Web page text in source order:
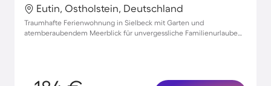
Eutin, Ostholstein, Deutschland
Traumhafte Ferienwohnung in Sielbeck mit Garten und
atemberaubendem Meerblick für unvergessliche Familienurlaube